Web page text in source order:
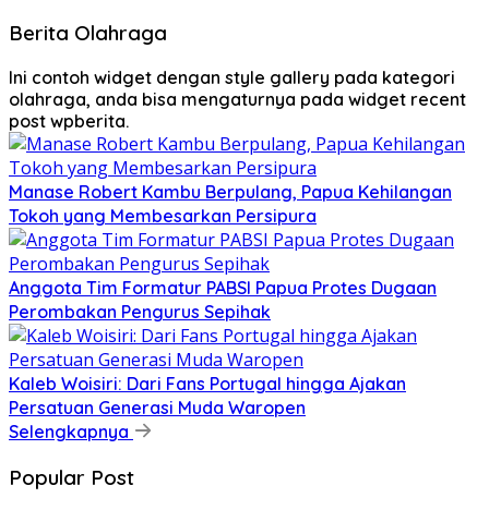
Berita Olahraga
Ini contoh widget dengan style gallery pada kategori
olahraga, anda bisa mengaturnya pada widget recent
post wpberita.
Manase Robert Kambu Berpulang, Papua Kehilangan
Tokoh yang Membesarkan Persipura
Anggota Tim Formatur PABSI Papua Protes Dugaan
Perombakan Pengurus Sepihak
Kaleb Woisiri: Dari Fans Portugal hingga Ajakan
Persatuan Generasi Muda Waropen
Selengkapnya
Popular Post